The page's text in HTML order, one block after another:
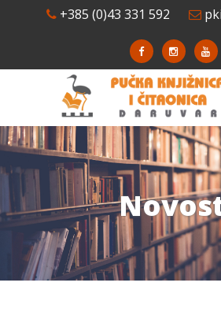
+385 (0)43 331 592